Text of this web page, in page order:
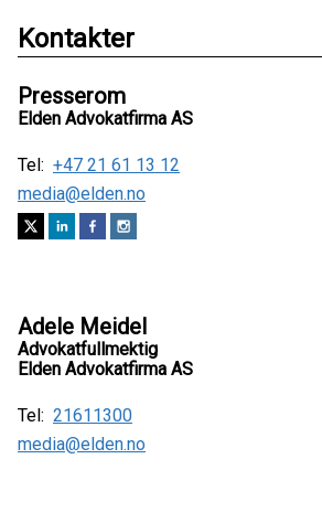
Kontakter
Presserom
Elden Advokatfirma AS
Tel: +47 21 61 13 12
media@elden.no
Adele Meidel
Advokatfullmektig
Elden Advokatfirma AS
Tel: 21611300
media@elden.no